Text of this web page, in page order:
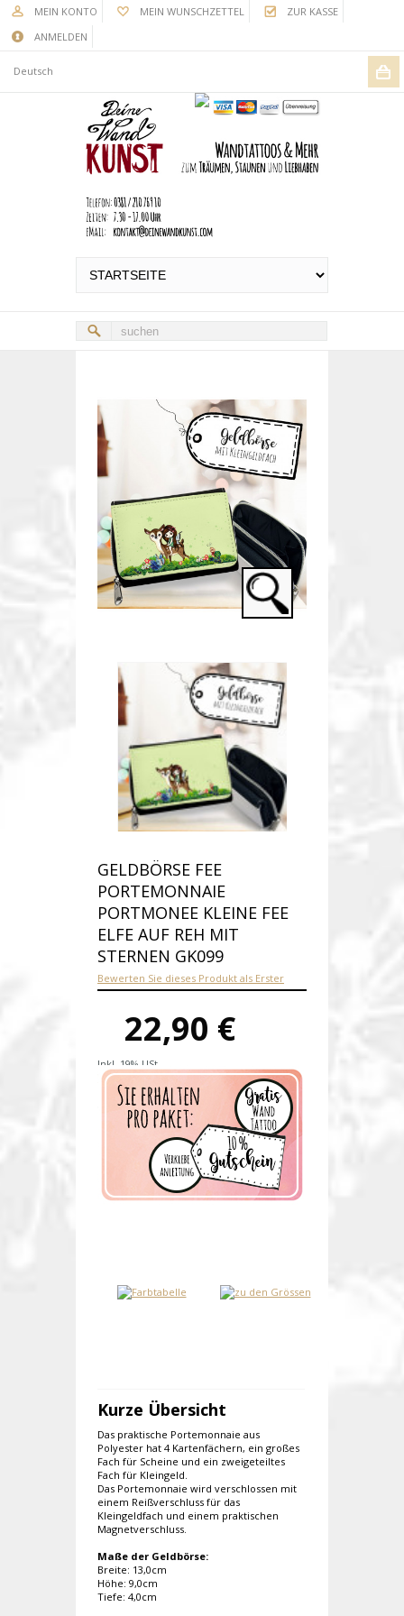
MEIN KONTO MEIN WUNSCHZETTEL
ZUR KASSE
ANMELDEN
Deutsch
GELDBÖRSE FEE
PORTEMONNAIE
PORTMONEE KLEINE FEE
ELFE AUF REH MIT
STERNEN GK099
Bewerten Sie dieses Produkt als Erster
22,90 €
Inkl. 19% USt.
Versandkosten
Produktnummer:gk099-D
Verfügbarkeit:Auf Lager
Lieferzeit: 1-2 Werktage
Kurze Übersicht
Das praktische Portemonnaie aus
Polyester hat 4 Kartenfächern, ein großes
Fach für Scheine und ein zweigeteiltes
Fach für Kleingeld.
Das Portemonnaie wird verschlossen mit
einem Reißverschluss für das
Kleingeldfach und einem praktischen
Magnetverschluss.
Maße der Geldbörse:
Breite: 13,0cm
Höhe: 9,0cm
Tiefe: 4,0cm